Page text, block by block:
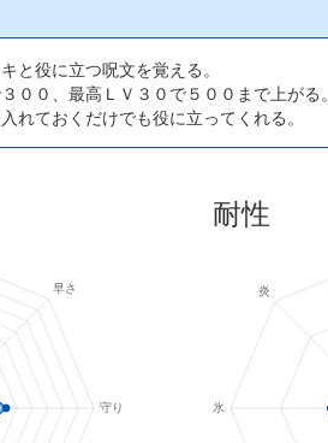
と役に立つ呪文を覚える。
００、最高ＬＶ３０で５００まで上がる。
れておくだけでも役に立ってくれる。
耐性